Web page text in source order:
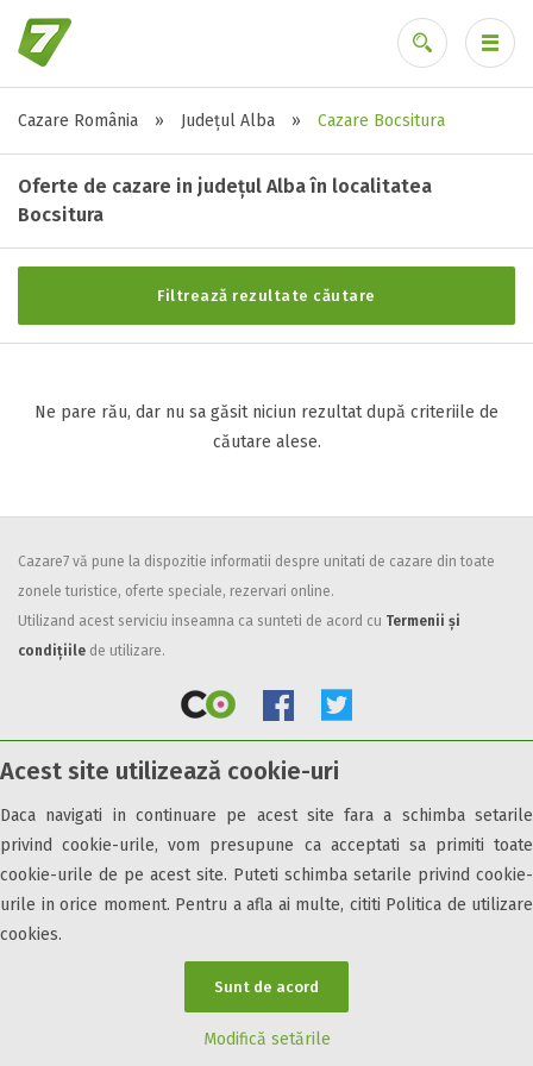
Acest site utilizează cookie-uri
Daca navigati in continuare pe acest site fara a schimba setarile
privind cookie-urile, vom presupune ca acceptati sa primiti toate
cookie-urile de pe acest site. Puteti schimba setarile privind cookie-
urile in orice moment. Pentru a afla ai multe, cititi Politica de utilizare
cookies.
Sunt de acord
Modifică setările
Cazare România » Județul Alba » Cazare Bocsitura
Oferte de cazare in județul Alba în localitatea
Bocsitura
Filtrează rezultate căutare
Stele / margarete
Neclasificat
1 stea / margareta
3 stele / margarete
4 stele / margarete
Selecteaza pretul
Facilități
Internet wireless
Parcare
All inclusive
Pensiune completa
Demipensiune
Mic dejun
Accepta animale
Accepta voucher vacanta
Acces persoane cu dizabilități
Ne pare rău, dar nu sa găsit niciun rezultat după criteriile de
căutare alese.
Cazare7 vă pune la dispozitie informatii despre unitati de cazare din toate
zonele turistice, oferte speciale, rezervari online.
Utilizand acest serviciu inseamna ca sunteti de acord cu Termenii și
condițiile de utilizare.
Obiective turistice Informații utile Parteneri Cazare7 Harta Cazare7